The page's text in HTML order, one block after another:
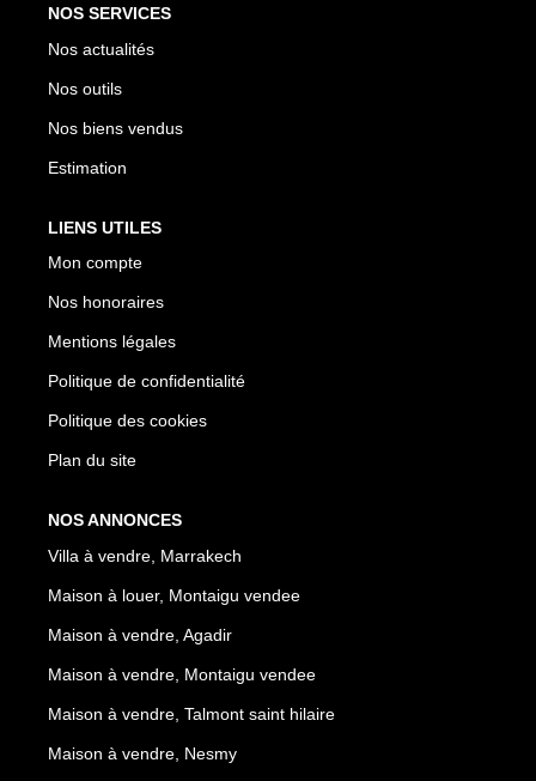
NOS SERVICES
Nos actualités
Nos outils
Nos biens vendus
Estimation
LIENS UTILES
Mon compte
Nos honoraires
Mentions légales
Politique de confidentialité
Politique des cookies
Plan du site
NOS ANNONCES
Villa à vendre, Marrakech
Maison à louer, Montaigu vendee
Maison à vendre, Agadir
Maison à vendre, Montaigu vendee
Maison à vendre, Talmont saint hilaire
Maison à vendre, Nesmy